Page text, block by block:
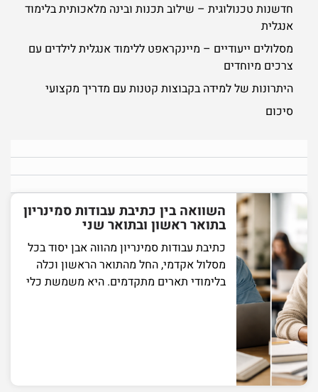
חדשנות טכנולוגית – שילוב תכנות ובינה מלאכותית בלימוד
אנגלית
מסלולים ייעודיים – מיינקראפט ללימוד אנגלית לילדים עם
צרכים מיוחדים
היתרונות של למידה בקבוצות קטנות עם מדריך מקצועי
סיכום
השוואה בין כתיבת עבודות סמינריון
בתואר ראשון ובתואר שני
כתיבת עבודות סמינריון מהווה אבן יסוד בכל
מסלול אקדמי, החל מהתואר הראשון וכלה
בלימודי תארים מתקדמים. היא משמשת כלי